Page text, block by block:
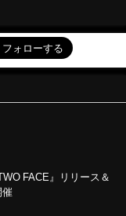
FACE』リリース＆
催